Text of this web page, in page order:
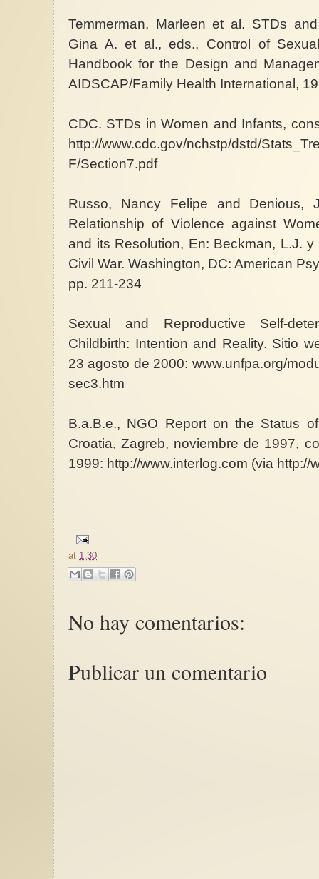
Temmerman, Marleen et al. STDs
Gina A. et al., eds., Control of
Handbook for the Design and
AIDSCAP/Family Health International,
CDC. STDs in Women and Infants,
http://www.cdc.gov/nchstp/dstd/
F/Section7.pdf
Russo, Nancy Felipe and Denious,
Relationship of Violence against
and its Resolution, En: Beckman, L.J.
Civil War. Washington, DC: American
pp. 211-234
Sexual and Reproductive Self-
Childbirth: Intention and Reality. Sitio
23 agosto de 2000: www.unfpa.org/
sec3.htm
B.a.B.e., NGO Report on the Status
Croatia, Zagreb, noviembre de 1997,
1999: http://www.interlog.com (via http://
at 1:30
No hay comentarios:
Publicar un comentario